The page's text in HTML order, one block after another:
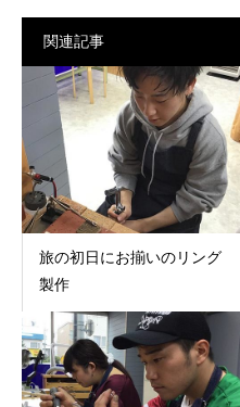
関連記事
旅の初日にお揃いのリング
製作